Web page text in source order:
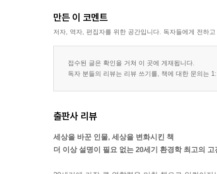
만든 이 코멘트
저자, 역자, 편집자를 위한 공간입니다. 독자들에게 전하
접수된 글은 확인을 거쳐 이 곳에 게재됩니다.
독자 분들의 리뷰는 리뷰 쓰기를, 책에 대한 문의는
출판사 리뷰
세상을 바꾼 인물, 세상을 변화시킨 책
더 이상 설명이 필요 없는 20세기 환경학 최고의 고